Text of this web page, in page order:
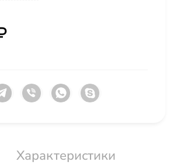
Характеристики